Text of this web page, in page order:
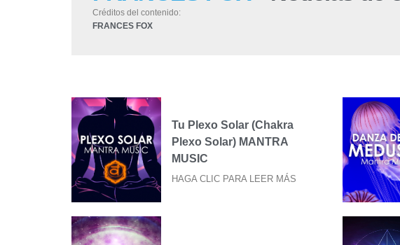
Créditos del contenido:
FRANCES FOX
Tu Plexo Solar (Chakra
Plexo Solar) MANTRA
MUSIC
HAGA CLIC PARA LEER MÁS